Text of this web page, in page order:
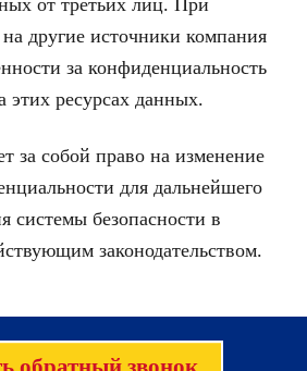
другие источники компания
за конфиденциальность
этих ресурсах данных.
за собой право на изменение
для дальнейшего
системы безопасности в
законодательством.